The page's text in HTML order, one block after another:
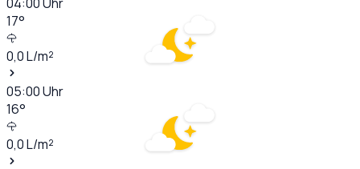
17°
0,0L/m²
05:00Uhr
16°
0,0L/m²